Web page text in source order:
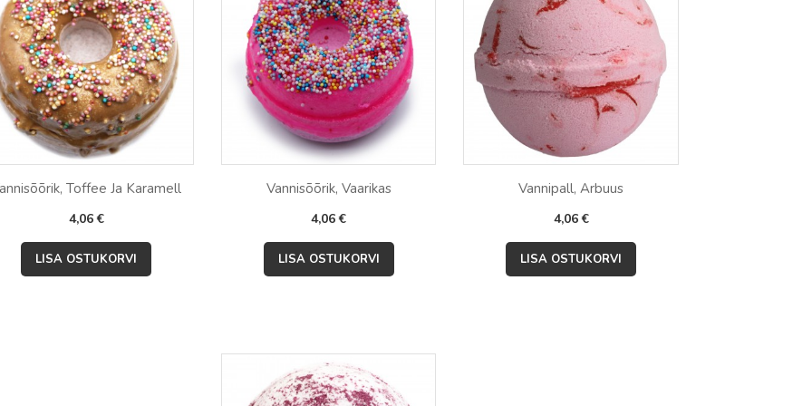
Kiirvaade
Toffee Ja Karamell
Hind
4,06 €
LISA OSTUKORVI
Kiirvaade
Vannisõõrik, Vaarikas
Hind
4,06 €
LISA OSTUKORVI
Kiirvaade
Vannipall, Arbuus
Hind
4,06 €
LISA OSTUKORVI